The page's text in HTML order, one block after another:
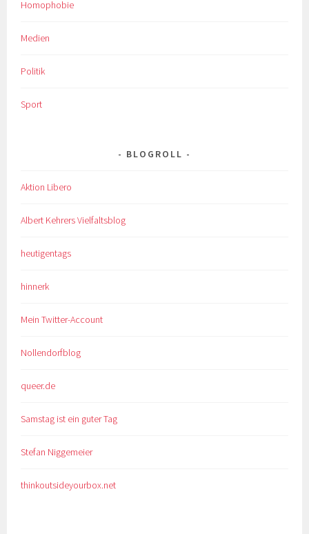
Homophobie
Medien
Politik
Sport
BLOGROLL
Aktion Libero
Albert Kehrers Vielfaltsblog
heutigentags
hinnerk
Mein Twitter-Account
Nollendorfblog
queer.de
Samstag ist ein guter Tag
Stefan Niggemeier
thinkoutsideyourbox.net